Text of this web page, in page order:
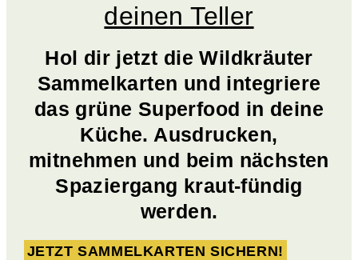
deinen Teller
Hol dir jetzt die Wildkräuter
Sammelkarten und integriere
das grüne Superfood in deine
Küche. Ausdrucken,
mitnehmen und beim nächsten
Spaziergang kraut-fündig
werden.
JETZT SAMMELKARTEN SICHERN!